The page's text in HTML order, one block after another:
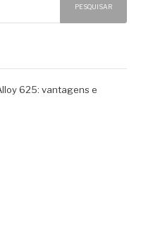
PESQUISAR
625: vantagens e